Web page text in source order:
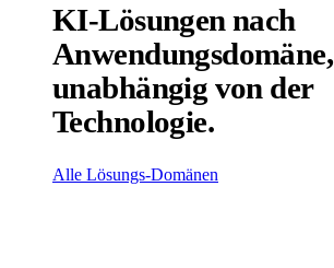
KI-Lösungen nach
Anwendungsdomäne,
unabhängig von der
Technologie.
Alle Lösungs-Domänen